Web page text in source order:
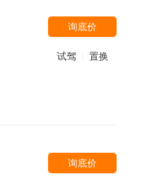
询底价
试驾 置换
询底价